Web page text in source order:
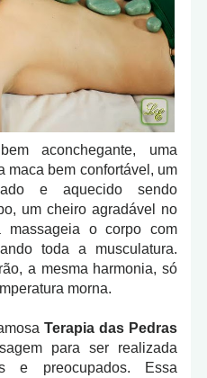
aconchegante, uma
maca bem confortável, um
e aquecido sendo
um cheiro agradável no
massageia o corpo com
toda a musculatura.
a mesma harmonia, só
morna.
Terapia das Pedras
para ser realizada
e preocupados. Essa